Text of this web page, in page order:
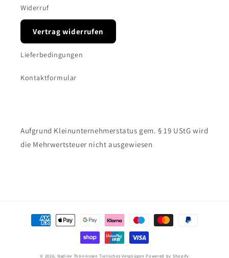
Widerruf
Vertrag widerrufen
Lieferbedingungen
Kontaktformular
Aufgrund Kleinunternehmerstatus gem. § 19 UStG wird
die Mehrwertsteuer nicht ausgewiesen
Zahlungsmethoden
© 2026, Nadine Thönnissen Tierisches Vergnügen Powered by Shopify